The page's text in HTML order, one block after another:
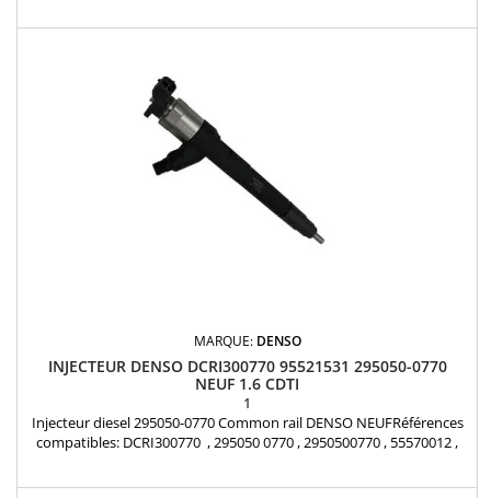
MARQUE: DENSO
INJECTEUR DENSO DCRI300770 95521531 295050-0770
NEUF 1.6 CDTI
1
Injecteur diesel 295050-0770 Common rail DENSO NEUFRéférences
compatibles: DCRI300770 , 295050 0770 , 2950500770 , 55570012 ,